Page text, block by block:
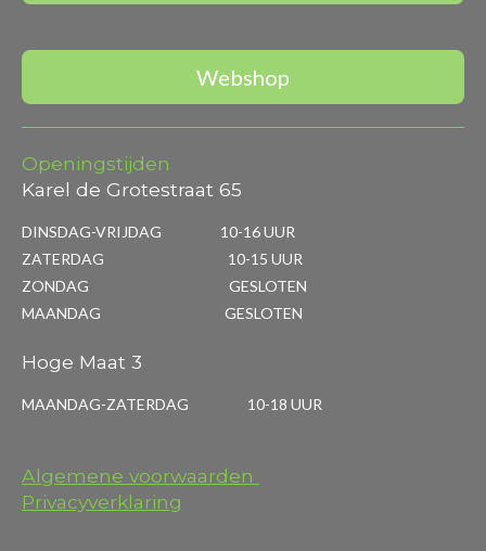
Webshop
Openingstijden
Karel de Grotestraat 65
DINSDAG-VRIJDAG 10-16 UUR
ZATERDAG 10-15 UUR
ZONDAG GESLOTEN
MAANDAG GESLOTEN
Hoge Maat 3
MAANDAG-ZATERDAG 10-18 UUR
Algemene voorwaarden
Privacyverklaring